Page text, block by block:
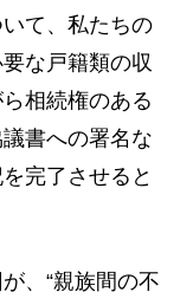
て、私たちの
な戸籍類の収
相続権のある
書への署名な
完了させると
、“親族間の不